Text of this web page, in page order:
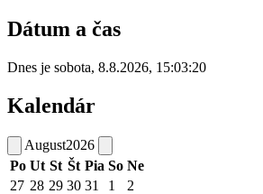
Dátum a čas
Dnes je sobota, 8.8.2026, 15:03:20
Kalendár
August2026
Po Ut St Št Pia So Ne
27 28 29 30 31 1
2